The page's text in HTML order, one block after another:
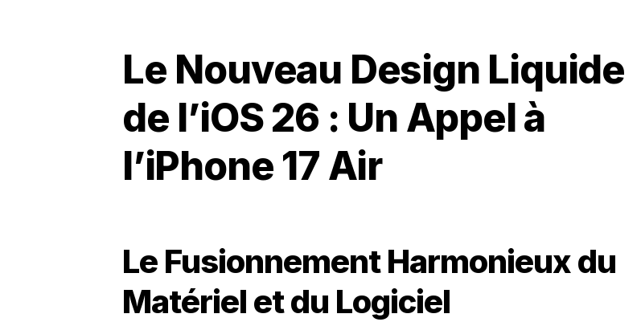
Le Nouveau Design Liquide
de l’iOS 26 : Un Appel à
l’iPhone 17 Air
Le Fusionnement Harmonieux du
Matériel et du Logiciel